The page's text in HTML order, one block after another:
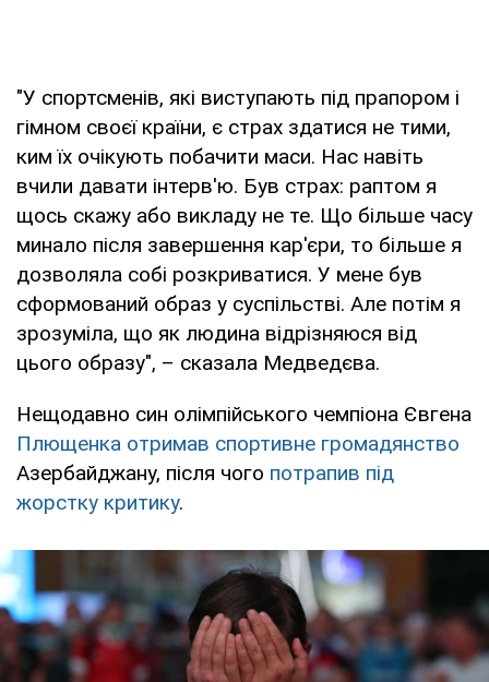
"У спортсменів, які виступають під прапором і
гімном своєї країни, є страх здатися не тими,
ким їх очікують побачити маси. Нас навіть
вчили давати інтерв'ю. Був страх: раптом я
щось скажу або викладу не те. Що більше часу
минало після завершення кар'єри, то більше я
дозволяла собі розкриватися. У мене був
сформований образ у суспільстві. Але потім я
зрозуміла, що як людина відрізняюся від
цього образу", – сказала Медведєва.
Нещодавно син олімпійського чемпіона Євгена
Плющенка отримав спортивне громадянство
Азербайджану, після чого потрапив під
жорстку критику.